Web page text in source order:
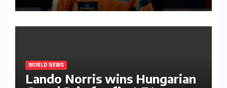
WORLD NEWS
Lando Norris wins Hungarian